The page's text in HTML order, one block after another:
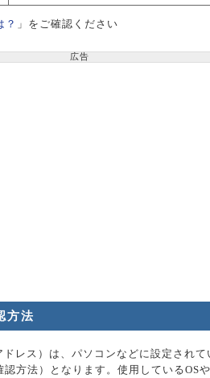
？ 」をご確認ください
広告
方法
レス）は、パソコンなどに設定されて
方法）となります。使用しているOS